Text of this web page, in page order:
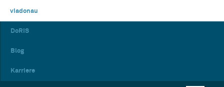
viadonau
DoRIS
Blog
Karriere